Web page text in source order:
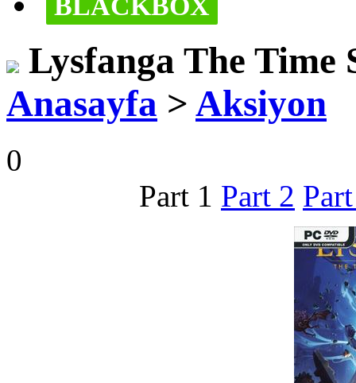
BLACKBOX
Lysfanga The
Anasayfa > Aksiyon
0
Part 1 Part 2